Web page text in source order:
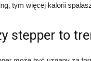
tym więcej kalorii
stepper to